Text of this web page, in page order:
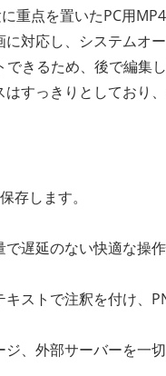
重点を置いたPC用
対応し、システムオ
きるため、後で編集
すっきりとしており
存します。
遅延のない快適な操
ストで注釈を付け、
、外部サーバーを一切